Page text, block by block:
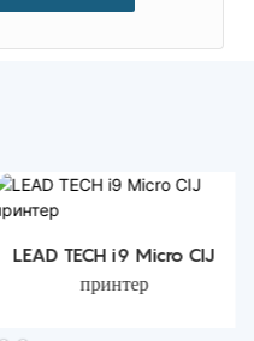
LEAD TECH i9 Micro CIJ
принтер